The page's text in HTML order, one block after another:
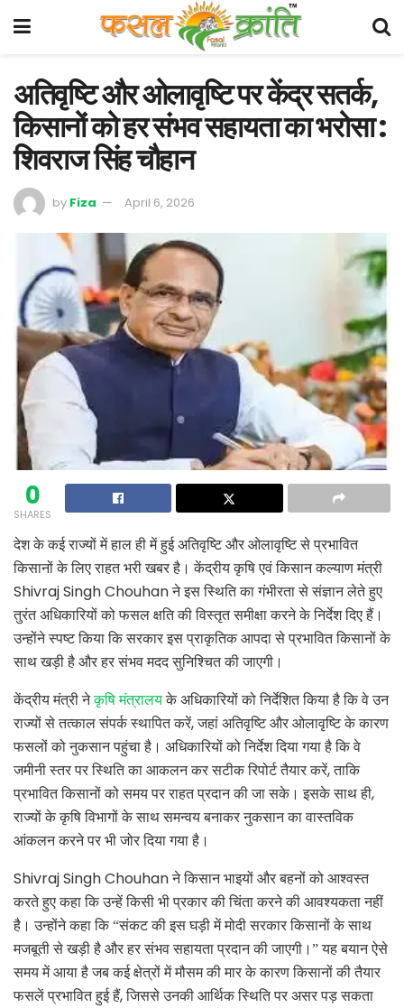
अतिवृष्टि और ओलावृष्टि पर केंद्र सतर्क,
किसानों को हर संभव सहायता का भरोसा :
शिवराज सिंह चौहान
by Fiza April 6, 2026
0
SHARES
देश के कई राज्यों में हाल ही में हुई अतिवृष्टि और ओलावृष्टि से प्रभावित
किसानों के लिए राहत भरी खबर है। केंद्रीय कृषि एवं किसान कल्याण मंत्री
Shivraj Singh Chouhan ने इस स्थिति का गंभीरता से संज्ञान लेते हुए
तुरंत अधिकारियों को फसल क्षति की विस्तृत समीक्षा करने के निर्देश दिए हैं।
उन्होंने स्पष्ट किया कि सरकार इस प्राकृतिक आपदा से प्रभावित किसानों के
साथ खड़ी है और हर संभव मदद सुनिश्चित की जाएगी।
केंद्रीय मंत्री नेकृषि मंत्रालयके अधिकारियों को निर्देशित किया है कि वे उन
राज्यों से तत्काल संपर्क स्थापित करें,जहां अतिवृष्टि और ओलावृष्टि के कारण
फसलों को नुकसान पहुंचा है। अधिकारियों को निर्देश दिया गया है कि वे
जमीनी स्तर पर स्थिति का आकलन कर सटीक रिपोर्ट तैयार करें,ताकि
प्रभावित किसानों को समय पर राहत प्रदान की जा सके। इसके साथ ही,
राज्यों के कृषि विभागों के साथ समन्वय बनाकर नुकसान का वास्तविक
आंकलन करने पर भी जोर दिया गया है।
Shivraj Singh Chouhan ने किसान भाइयों और बहनों को आश्वस्त
करते हुए कहा कि उन्हें किसी भी प्रकार की चिंता करने की आवश्यकता नहीं
है। उन्होंने कहा कि “संकट की इस घड़ी में मोदी सरकार किसानों के साथ
मजबूती से खड़ी है और हर संभव सहायता प्रदान की जाएगी।” यह बयान ऐसे
समय में आया है जब कई क्षेत्रों में मौसम की मार के कारण किसानों की तैयार
फसलें प्रभावित हुई हैं,जिससे उनकी आर्थिक स्थिति पर असर पड़ सकता